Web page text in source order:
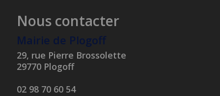
Nous contacter
Mairie de Plogoff
29, rue Pierre Brossolette
29770 Plogoff
02 98 70 60 54